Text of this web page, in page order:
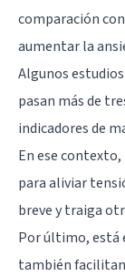
comparación
aumentar la
Algunos estudios
pasan más de
indicadores de
En ese
para aliviar
breve y traiga
Por último, está
también